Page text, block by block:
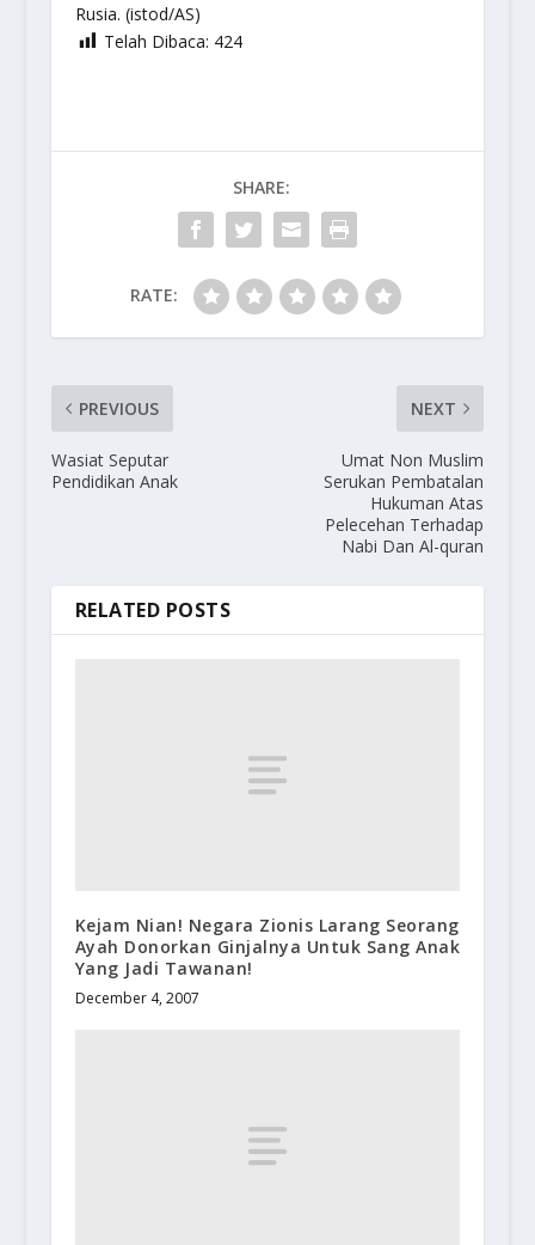
Rusia. (istod/AS)
Telah Dibaca: 424
SHARE:
RATE:
PREVIOUS
Wasiat Seputar
Pendidikan Anak
NEXT
Umat Non Muslim
Serukan Pembatalan
Hukuman Atas
Pelecehan Terhadap
Nabi Dan Al-quran
RELATED POSTS
Kejam Nian! Negara Zionis Larang Seorang
Ayah Donorkan Ginjalnya Untuk Sang Anak
Yang Jadi Tawanan!
December 4, 2007